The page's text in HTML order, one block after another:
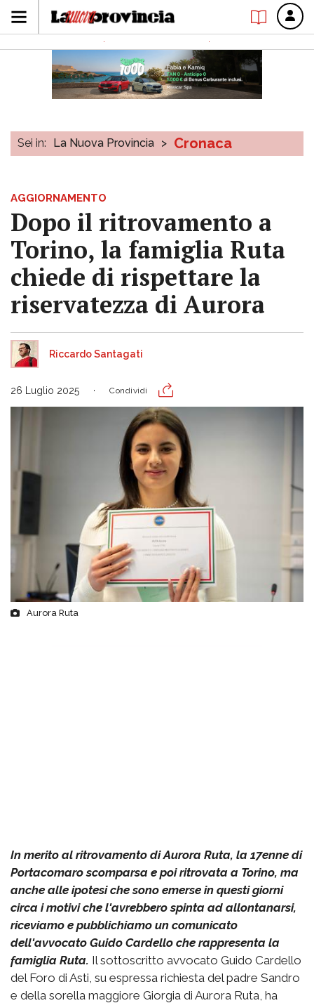
Sei in: La Nuova Provincia > Cronaca
AGGIORNAMENTO
Dopo il ritrovamento a
Torino, la famiglia Ruta
chiede di rispettare la
riservatezza di Aurora
Riccardo Santagati
26 Luglio 2025 Condividi
Aurora Ruta
In merito al ritrovamento di Aurora Ruta, la 17enne di
Portacomaro scomparsa e poi ritrovata a Torino, ma
anche alle ipotesi che sono emerse in questi giorni
circa i motivi che l'avrebbero spinta ad allontanarsi,
riceviamo e pubblichiamo un comunicato
dell'avvocato Guido Cardello che rappresenta la
famiglia Ruta. Il sottoscritto avvocato Guido Cardello
del Foro di Asti, su espressa richiesta del padre Sandro
e della sorella maggiore Giorgia di Aurora Ruta, ha